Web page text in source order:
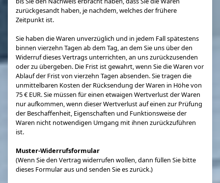
zurückgesandt haben, je nachdem, welches der frühere
Zeitpunkt ist.
Sie haben die Waren unverzüglich und in jedem Fall spätestens
binnen vierzehn Tagen ab dem Tag, an dem Sie uns über den
Widerruf dieses Vertrags unterrichten, an uns zurückzusenden
oder zu übergeben. Die Frist ist gewahrt, wenn Sie die Waren vor
Ablauf der Frist von vierzehn Tagen absenden. Sie tragen die
unmittelbaren Kosten der Rücksendung der Waren in Höhe von
75 € EUR. Sie müssen für einen etwaigen Wertverlust der Waren
nur aufkommen, wenn dieser Wertverlust auf einen zur Prüfung
der Beschaffenheit, Eigenschaften und Funktionsweise der
Waren nicht notwendigen Umgang mit ihnen zurückzuführen
ist.
Muster-Widerrufsformular
(Wenn Sie den Vertrag widerrufen wollen, dann füllen Sie bitte
dieses Formular aus und senden Sie es zurück.)